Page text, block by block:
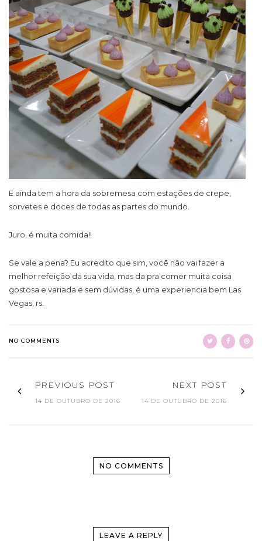
E ainda tem a hora da sobremesa com estações de crepe,
sorvetes e doces de todas as partes do mundo.
Juro, é muita comida!!
Se vale a pena? Eu acredito que sim, você não vai fazer a
melhor refeição da sua vida, mas da pra comer muita coisa
gostosa e variada e sem dúvidas, é uma experiencia bem Las
Vegas, rs.
NO COMMENTS
PREVIOUS POST
14 DE OUTUBRO DE 2016
NEXT POST
14 DE OUTUBRO DE 2016
NO COMMENTS
LEAVE A REPLY